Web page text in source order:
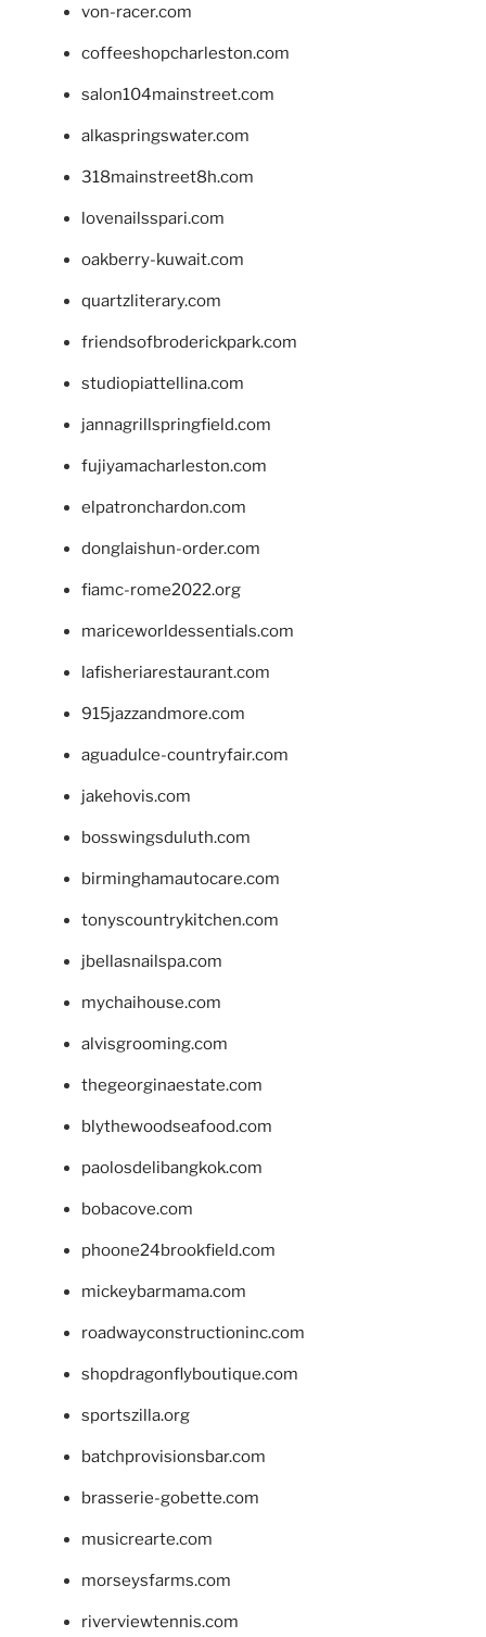
von-racer.com
coffeeshopcharleston.com
salon104mainstreet.com
alkaspringswater.com
318mainstreet8h.com
lovenailsspari.com
oakberry-kuwait.com
quartzliterary.com
friendsofbroderickpark.com
studiopiattellina.com
jannagrillspringfield.com
fujiyamacharleston.com
elpatronchardon.com
donglaishun-order.com
fiamc-rome2022.org
mariceworldessentials.com
lafisheriarestaurant.com
915jazzandmore.com
aguadulce-countryfair.com
jakehovis.com
bosswingsduluth.com
birminghamautocare.com
tonyscountrykitchen.com
jbellasnailspa.com
mychaihouse.com
alvisgrooming.com
thegeorginaestate.com
blythewoodseafood.com
paolosdelibangkok.com
bobacove.com
phoone24brookfield.com
mickeybarmama.com
roadwayconstructioninc.com
shopdragonflyboutique.com
sportszilla.org
batchprovisionsbar.com
brasserie-gobette.com
musicrearte.com
morseysfarms.com
riverviewtennis.com